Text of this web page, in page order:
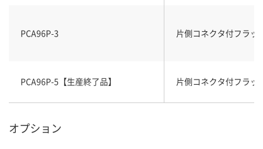
PCA96P-3 片側コネクタ付フラッ
PCA96P-5【生産終了品】 片側コネクタ付フラッ
オプション